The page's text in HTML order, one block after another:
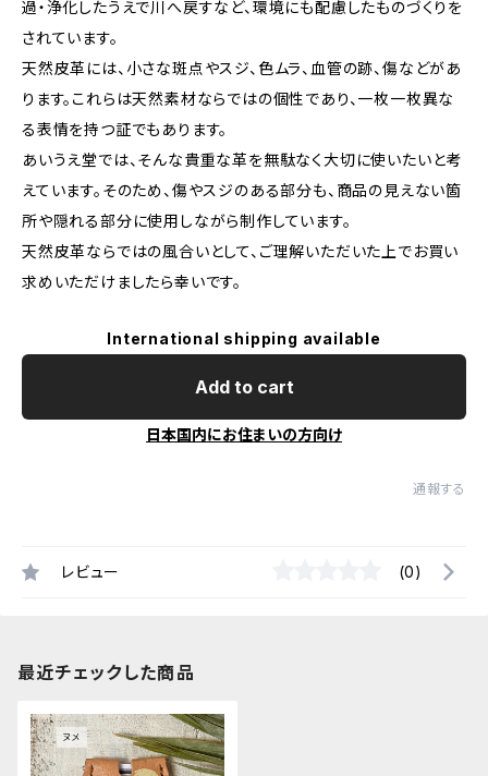
過・浄化したうえで川へ戻すなど、環境にも配慮したものづくりを
されています。
天然皮革には、小さな斑点やスジ、色ムラ、血管の跡、傷などがあ
ります。これらは天然素材ならではの個性であり、一枚一枚異な
る表情を持つ証でもあります。
あいうえ堂では、そんな貴重な革を無駄なく大切に使いたいと考
えています。そのため、傷やスジのある部分も、商品の見えない箇
所や隠れる部分に使用しながら制作しています。
天然皮革ならではの風合いとして、ご理解いただいた上でお買い
求めいただけましたら幸いです。
International shipping available
Add to cart
日本国内にお住まいの方向け
通報する
レビュー (0)
最近チェックした商品